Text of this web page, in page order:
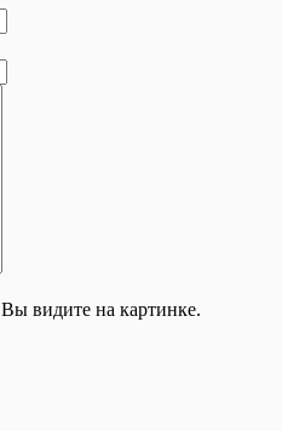
видите на картинке.